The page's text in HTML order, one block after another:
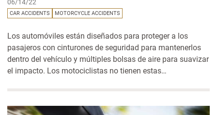
06/14/22
CAR ACCIDENTS MOTORCYCLE ACCIDENTS
Los automóviles están diseñados para proteger a los
pasajeros con cinturones de seguridad para mantenerlos
dentro del vehículo y múltiples bolsas de aire para suavizar
el impacto. Los motociclistas no tienen estas
Sobre el impacto La fuerza del impacto está determinada...